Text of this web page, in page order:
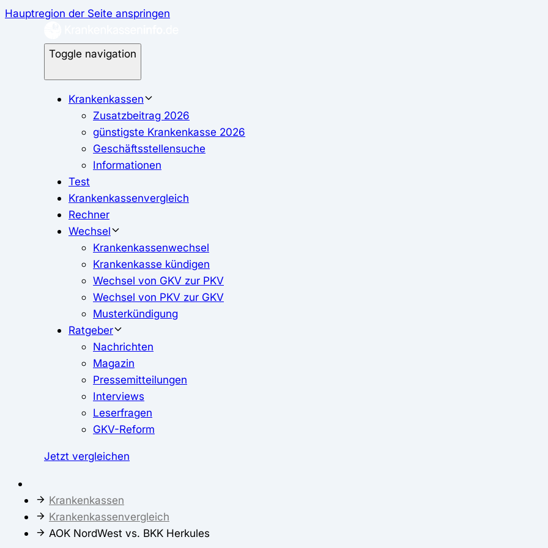
Hauptregion der Seite anspringen
Toggle navigation
Krankenkassen
Zusatzbeitrag 2026
günstigste Krankenkasse 2026
Geschäftsstellensuche
Informationen
Test
Krankenkassenvergleich
Rechner
Wechsel
Krankenkassenwechsel
Krankenkasse kündigen
Wechsel von GKV zur PKV
Wechsel von PKV zur GKV
Musterkündigung
Ratgeber
Nachrichten
Magazin
Pressemitteilungen
Interviews
Leserfragen
GKV-Reform
Jetzt vergleichen
Krankenkassen
Krankenkassenvergleich
AOK NordWest vs. BKK Herkules